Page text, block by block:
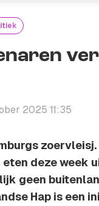
2025 11:35
eten deze week
geen
Hap is een